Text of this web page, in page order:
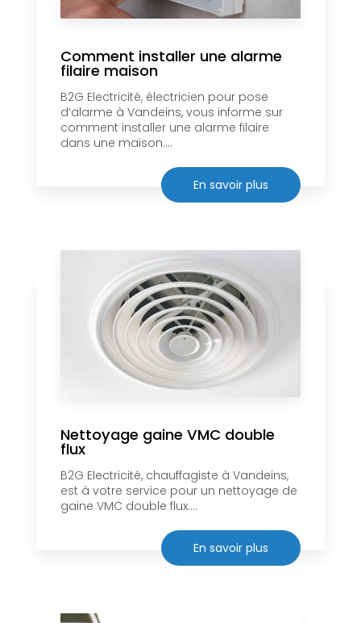
Comment installer une alarme
filaire maison
B2G Electricité, électricien pour pose
d’alarme à Vandeins, vous informe sur
comment installer une alarme filaire
dans une maison....
En savoir plus
Nettoyage gaine VMC double
flux
B2G Electricité, chauffagiste à Vandeins,
est à votre service pour un nettoyage de
gaine VMC double flux....
En savoir plus